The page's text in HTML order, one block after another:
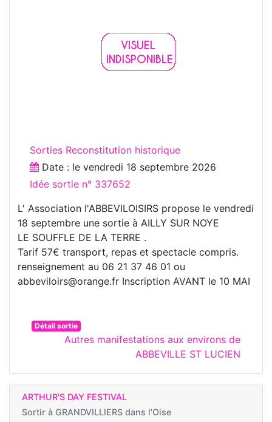
Sorties Reconstitution historique
Date : le vendredi 18 septembre 2026
Idée sortie n° 337652
L' Association l'ABBEVILOISIRS propose le vendredi
18 septembre une sortie à AILLY SUR NOYE
LE SOUFFLE DE LA TERRE .
Tarif 57€ transport, repas et spectacle compris.
renseignement au 06 21 37 46 01 ou
abbeviloirs@orange.fr Inscription AVANT le 10 MAI
Détail sortie
Autres manifestations aux environs de
ABBEVILLE ST LUCIEN
ARTHUR'S DAY FESTIVAL
Sortir à GRANDVILLIERS dans l'Oise